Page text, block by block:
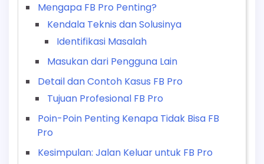
Mengapa FB Pro Penting?
Kendala Teknis dan Solusinya
Identifikasi Masalah
Masukan dari Pengguna Lain
Detail dan Contoh Kasus FB Pro
Tujuan Profesional FB Pro
Poin-Poin Penting Kenapa Tidak Bisa FB
Pro
Kesimpulan: Jalan Keluar untuk FB Pro